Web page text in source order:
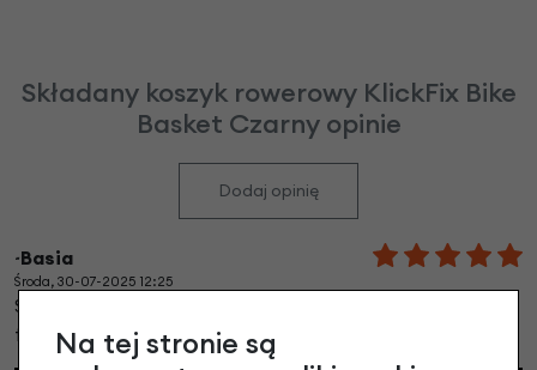
Składany koszyk rowerowy KlickFix Bike
Basket Czarny opinie
Dodaj opinię
~Basia
Środa, 30-07-2025 12:25
Super koszyk, w pięknym kolorze. Jest bardzo
funkcjonalny. Jestem bardzo zadowolona, polecam!
Na tej stronie są